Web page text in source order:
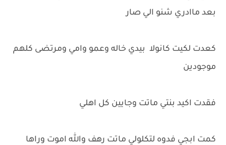
بعد ماادري شنو الي صار
كعدت لكيت كانولا بيدي خاله وعمو وامي ومرتضى كلهم
موجودين
فقدت اكيد بنتي ماتت وجايين كل اهلي
كمت ابجي فدوه لتكلولي ماتت رهف والله اموت وراها